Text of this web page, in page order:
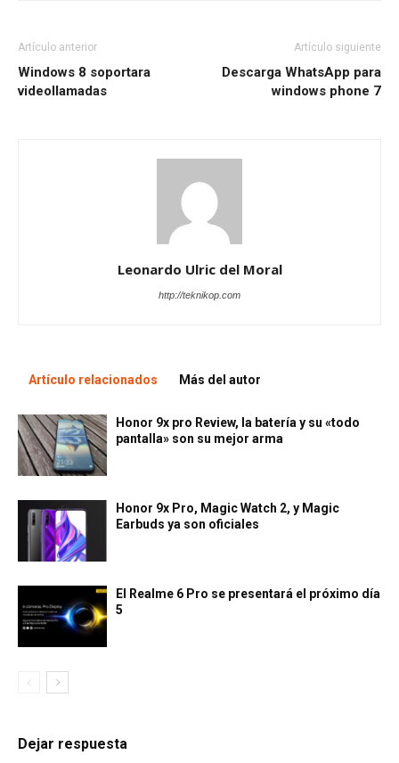
Artículo anterior
Windows 8 soportara
videollamadas
Artículo siguiente
Descarga WhatsApp para
windows phone 7
Leonardo Ulric del Moral
http://teknikop.com
Artículo relacionados Más del autor
Honor 9x pro Review, la batería y su «todo
pantalla» son su mejor arma
Honor 9x Pro, Magic Watch 2, y Magic
Earbuds ya son oficiales
El Realme 6 Pro se presentará el próximo día
5
Dejar respuesta